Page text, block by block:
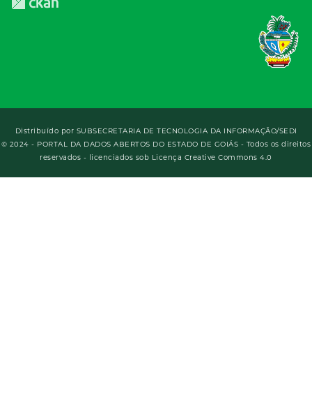
Distribuído por SUBSECRETARIA DE TECNOLOGIA DA INFORMAÇÃO/SEDI
© 2024 - PORTAL DA DADOS ABERTOS DO ESTADO DE GOIÁS - Todos os direitos
reservados - licenciados sob Licença Creative Commons 4.0